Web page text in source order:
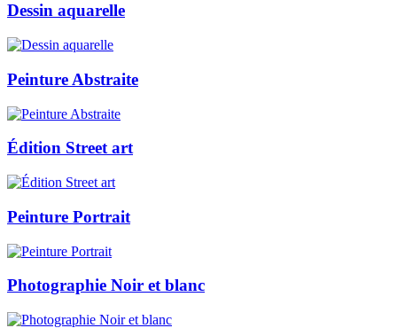
Dessin aquarelle
Peinture Abstraite
Édition Street art
Peinture Portrait
Photographie Noir et blanc